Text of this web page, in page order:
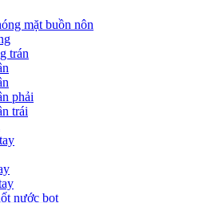
mặt buồn nôn
trán
phải
trái
nước bọt